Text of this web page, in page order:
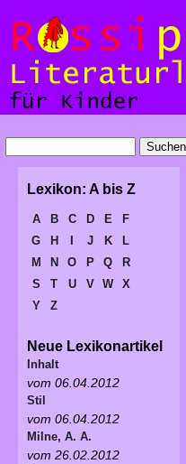
Lexikon: A bis Z
A B C D E
F
G
H J K
L
M
N O P Q
R
S
T U V W
X
Y
Z
Neue Lexikonartikel
Inhalt
vom 06.04.2012
Stil
vom 06.04.2012
Milne, A. A.
vom 26.02.2012